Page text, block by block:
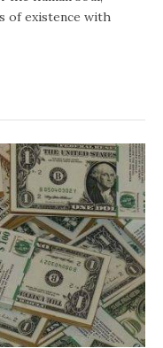
of existence with